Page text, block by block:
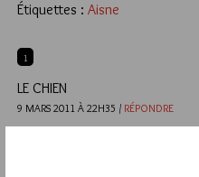
Étiquettes : Aisne
1
LE CHIEN
9 MARS 2011 À 22H35 / RÉPONDRE